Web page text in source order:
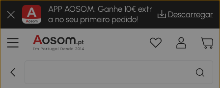
APP AOSOM: Ganhe 10€ extr
a no seu primeiro pedido!
Descarregar